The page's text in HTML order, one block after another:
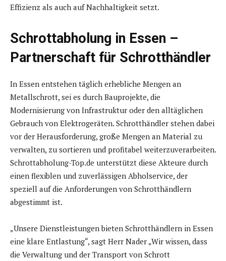
Effizienz als auch auf Nachhaltigkeit setzt.
Schrottabholung in Essen –
Partnerschaft für Schrotthändler
In Essen entstehen täglich erhebliche Mengen an
Metallschrott, sei es durch Bauprojekte, die
Modernisierung von Infrastruktur oder den alltäglichen
Gebrauch von Elektrogeräten. Schrotthändler stehen dabei
vor der Herausforderung, große Mengen an Material zu
verwalten, zu sortieren und profitabel weiterzuverarbeiten.
Schrottabholung-Top.de unterstützt diese Akteure durch
einen flexiblen und zuverlässigen Abholservice, der
speziell auf die Anforderungen von Schrotthändlern
abgestimmt ist.
„Unsere Dienstleistungen bieten Schrotthändlern in Essen
eine klare Entlastung“, sagt Herr Nader „Wir wissen, dass
die Verwaltung und der Transport von Schrott